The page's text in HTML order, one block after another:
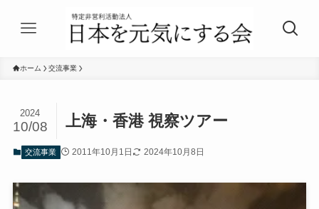
ホーム 交流事業
上海・香港 視察ツアー
2024
10/08
交流事業 2011年10月1日 2024年10月8日